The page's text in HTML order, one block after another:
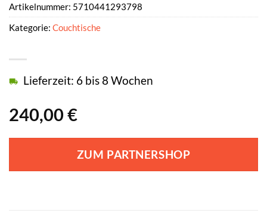
240,00 €
Lieferzeit: 6 bis 8 Wochen
ZUM PARTNERSHOP
Artikelnummer: 5710441293798
Kategorie: Couchtische